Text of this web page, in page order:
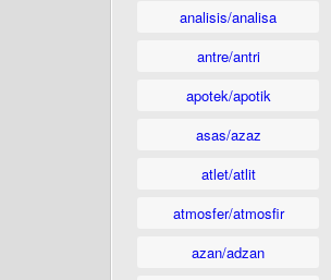
analisis/analisa
antre/antri
apotek/apotik
asas/azaz
atlet/atlit
atmosfer/atmosfir
azan/adzan